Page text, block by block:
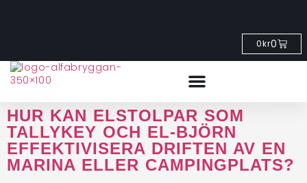
0kr0
HUR KAN ELSTOLPAR SOM
TALLYKEY OCH EL-BJÖRN
EFFEKTIVISERA DRIFTEN AV EN
MARINA ELLER CAMPINGPLATS?